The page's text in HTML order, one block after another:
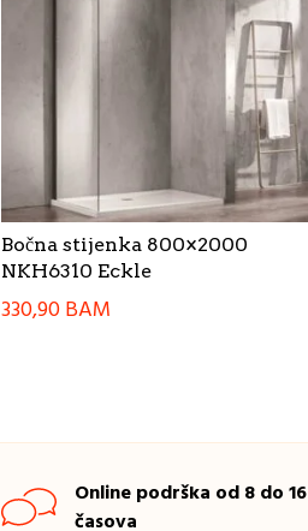
Bočna stijenka 800×2000
NKH6310 Eckle
330,90BAM
Online podrška od 8 do 16
časova